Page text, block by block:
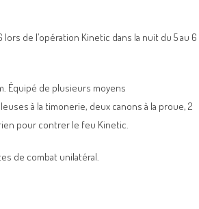
de l’opération Kinetic dans la nuit du 5 au 6
Équipé de plusieurs moyens
à la timonerie, deux canons à la proue, 2
pour contrer le feu Kinetic.
de combat unilatéral.